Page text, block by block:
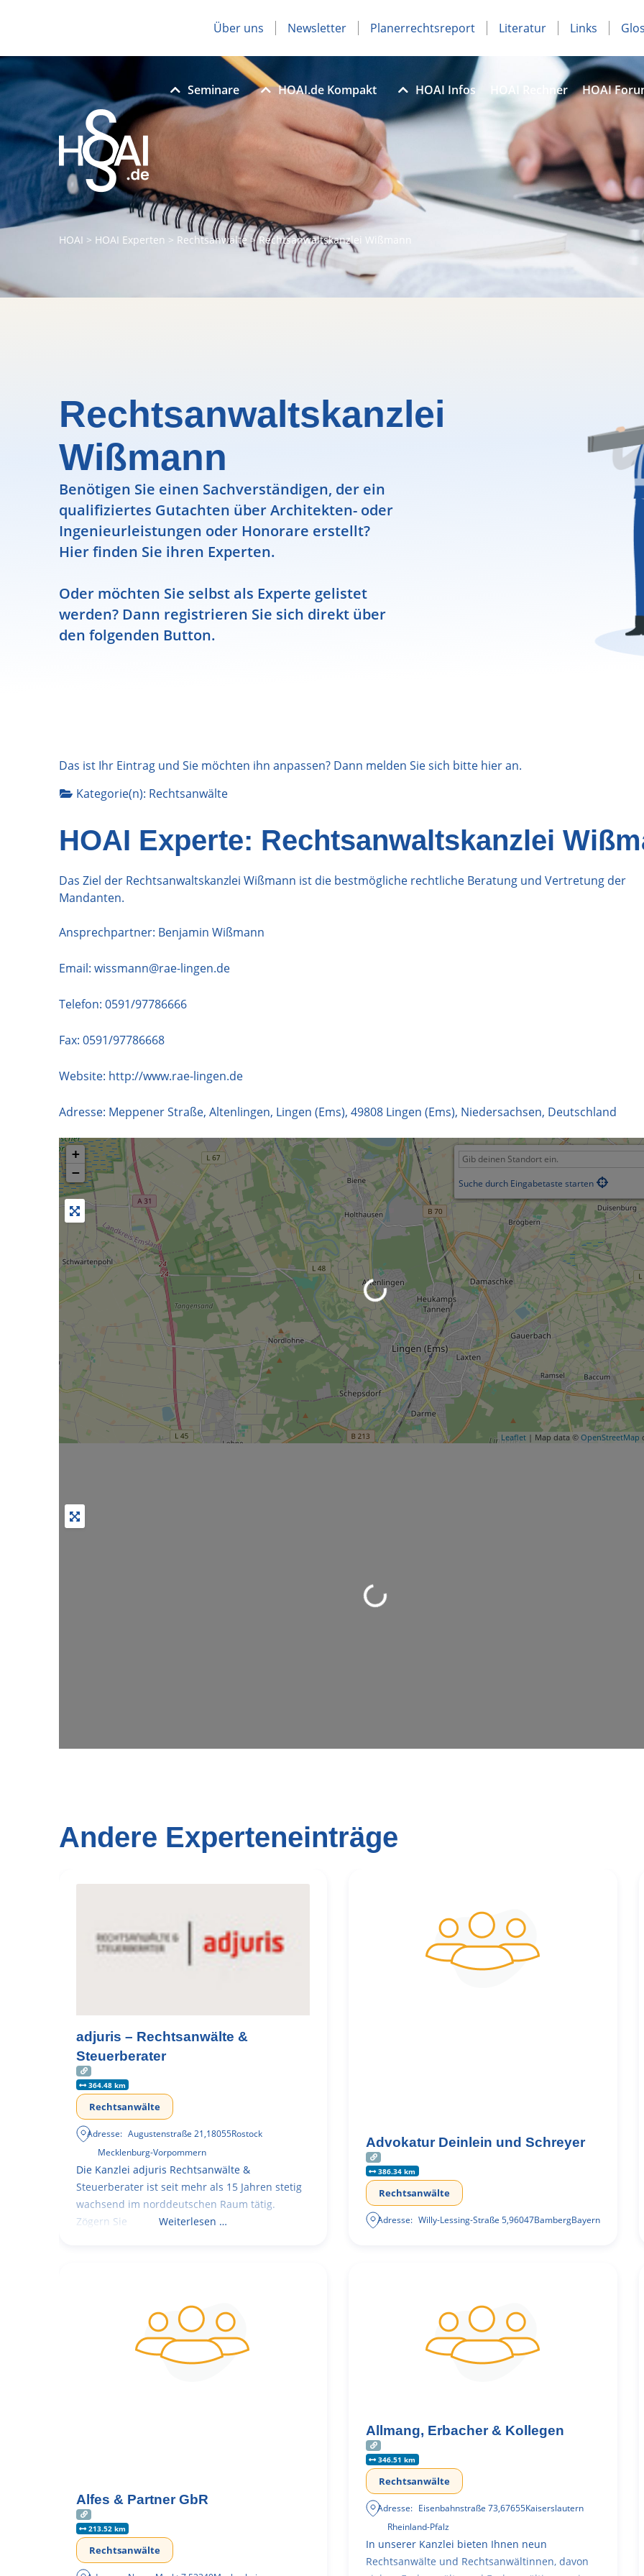
Über uns Newsletter Planerrechtsreport Literatur Links
Seminare HOAI.de Kompakt HOAI Infos HOAI Rechner HOAI
HOAI > HOAI Experten > Rechtsanwälte >Rechtsanwaltskanzlei Wißmann
Rechtsanwaltskanzlei
Wißmann
Benötigen Sie einen Sachverständigen, der ein
qualifiziertes Gutachten über Architekten- oder
Ingenieurleistungen oder Honorare erstellt?
Hier finden Sie ihren Experten.
Oder möchten Sie selbst als Experte gelistet
werden? Dann registrieren Sie sich direkt über
den folgenden Button.
Das ist Ihr Eintrag und Sie möchten ihn anpassen? Dann melden Sie sich bitte hieran.
Kategorie(n): Rechtsanwälte
HOAI Experte: Rechtsanwaltskanzlei
Das Ziel der Rechtsanwaltskanzlei Wißmann ist die bestmögliche rechtliche Beratung und Vertretung der
Mandanten.
Ansprechpartner: Benjamin Wißmann
Email: wissmann@rae-lingen.de
Telefon: 0591/97786666
Fax: 0591/97786668
Website: http://www.rae-lingen.de
Adresse: Meppener Straße, Altenlingen, Lingen (Ems), 49808 Lingen (Ems), Niedersachsen, Deutschland
+
−
Suche durch Eingabetaste starten
Leaflet | Map data © OpenStreetMap
Wird geladen …
Andere Experteneinträge
adjuris – Rechtsanwälte &
Steuerberater
364.48 km
Rechtsanwälte
Adresse: Augustenstraße 21,18055Rostock
Mecklenburg-Vorpommern
Die Kanzlei adjuris Rechtsanwälte &
Steuerberater ist seit mehr als 15 Jahren stetig
wachsend im norddeutschen Raum tätig.
Zögern Sie
Weiterlesen …
Advokatur Deinlein und Schreyer
386.34 km
Rechtsanwälte
Adresse: Willy-Lessing-Straße 5,96047BambergBayern
Alfes & Partner GbR
213.52 km
Rechtsanwälte
Allmang, Erbacher & Kollegen
346.51 km
Rechtsanwälte
Adresse: Eisenbahnstraße 73,67655Kaiserslautern
Rheinland-Pfalz
In unserer Kanzlei bieten Ihnen neun
Rechtsanwälte und Rechtsanwältinnen, davon